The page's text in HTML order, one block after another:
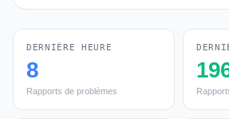
DERNIÈRE HEURE
8
Rapports de problèmes